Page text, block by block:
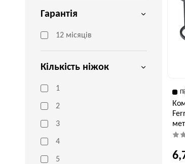
Гарантія
12 місяців
Кількість ніжок
1
2
3
4
5